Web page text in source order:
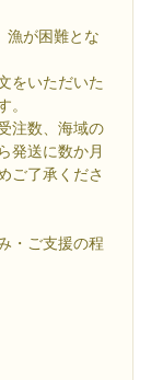
漁が困難とな
をいただいた
。
注数、海域の
発送に数か月
ご了承くださ
・ご支援の程